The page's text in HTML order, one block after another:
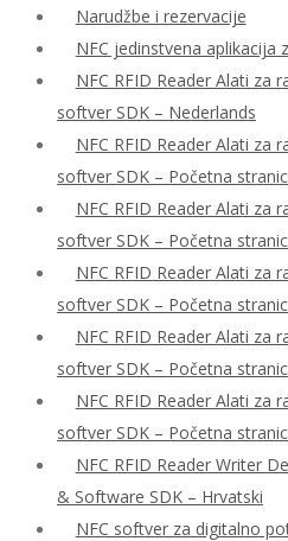
Narudžbe i rezervacije
NFC jedinstvena aplikacija
NFC RFID Reader Alati za
softver SDK – Nederlands
NFC RFID Reader Alati za
softver SDK – Početna
NFC RFID Reader Alati za
softver SDK – Početna
NFC RFID Reader Alati za
softver SDK – Početna
NFC RFID Reader Alati za
softver SDK – Početna
NFC RFID Reader Alati za
softver SDK – Početna
NFC RFID Reader Writer
& Software SDK – Hrvatski
NFC softver za digitalno